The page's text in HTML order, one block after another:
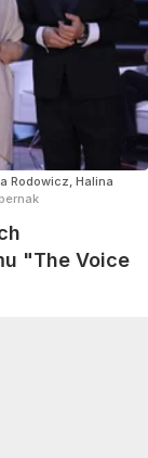
Rodowicz, Halina
"The Voice